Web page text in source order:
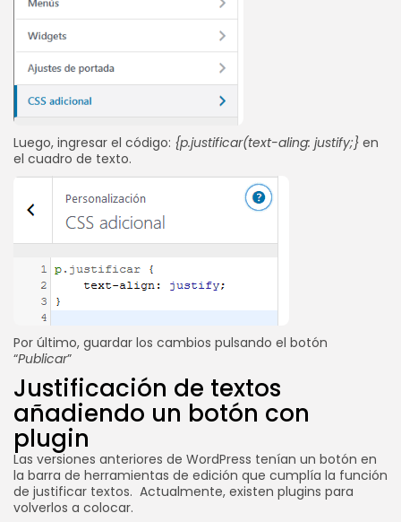
Luego, ingresar el código: {p.justificar(text-aling: justify;} en
el cuadro de texto.
Por último, guardar los cambios pulsando el botón
“Publicar”
Justificación de textos
añadiendo un botón con
plugin
Las versiones anteriores de WordPress tenían un botón en
la barra de herramientas de edición que cumplía la función
de justificar textos. Actualmente, existen plugins para
volverlos a colocar.